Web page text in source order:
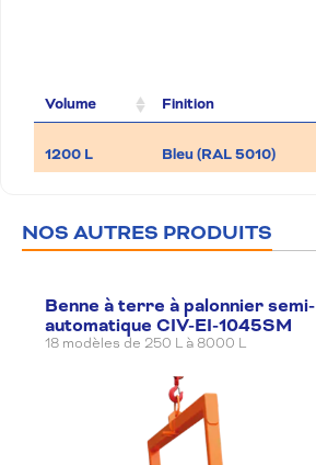
Volume Finition
1200 L Bleu (RAL 5010)
NOS AUTRES PRODUITS
Benne à terre à palonnier semi-
automatique CIV-EI-1045SM
18 modèles de 250 L à 8000 L